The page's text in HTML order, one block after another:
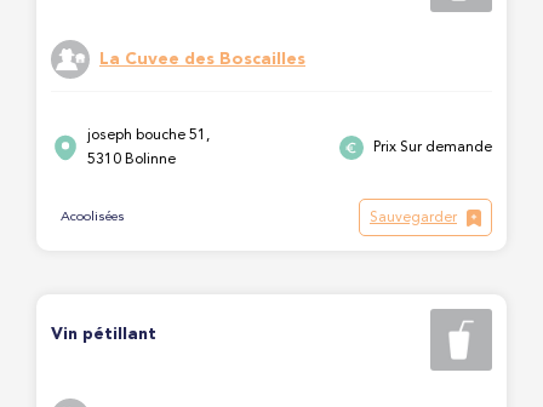
La Cuvee des Boscailles
joseph bouche 51,
5310 Bolinne
Prix Sur demande
Acoolisées Sauvegarder
Vin pétillant